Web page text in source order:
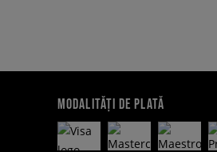
MODALITĂȚI DE PLATĂ